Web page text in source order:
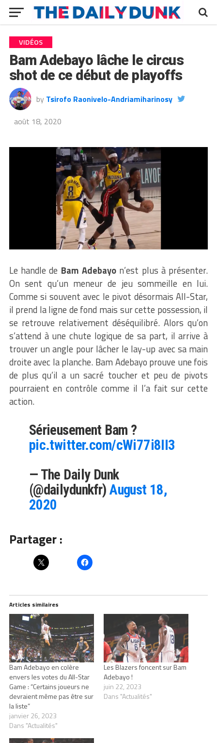
VIDÉOS
Bam Adebayo lâche le circus
shot de ce début de playoffs
by Tsirofo Raonivelo-Andriamiharinosy
août 18, 2020
Le handle de Bam Adebayo n’est plus à présenter.
On sent qu’un meneur de jeu sommeille en lui.
Comme si souvent avec le pivot désormais All-Star,
il prend la ligne de fond mais sur cette possession, il
se retrouve relativement déséquilibré. Alors qu’on
s’attend à une chute logique de sa part, il arrive à
trouver un angle pour lâcher le lay-up avec sa main
droite avec la planche. Bam Adebayo prouve une fois
de plus qu’il a un sacré toucher et peu de pivots
pourraient en contrôle comme il l’a fait sur cette
action.
Sérieusement Bam ?
pic.twitter.com/cWi77i8II3
— The Daily Dunk
(@dailydunkfr)August 18,
2020
Partager :
Articles similaires
Bam Adebayo en colère
envers les votes du All-Star
Game : “Certains joueurs ne
devraient même pas être sur
la liste”
janvier 26, 2023
Dans "Actualités"
Les Blazers foncent sur Bam
Adebayo !
juin 22, 2023
Dans "Actualités"